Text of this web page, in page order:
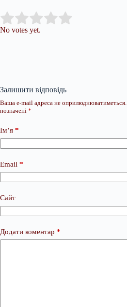
Rate this item:
No votes yet.
Залишити відповідь
Ваша e-mail адреса не оприлюднюватиметься.
позначені *
Ім’я *
Email *
Сайт
Додати коментар *